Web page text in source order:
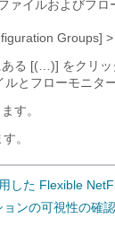
ァイルおよびフロ
Groups]
る [(…)] をクリ
とフローモニタ
す。
。
した Flexible
ンの可視性の確認